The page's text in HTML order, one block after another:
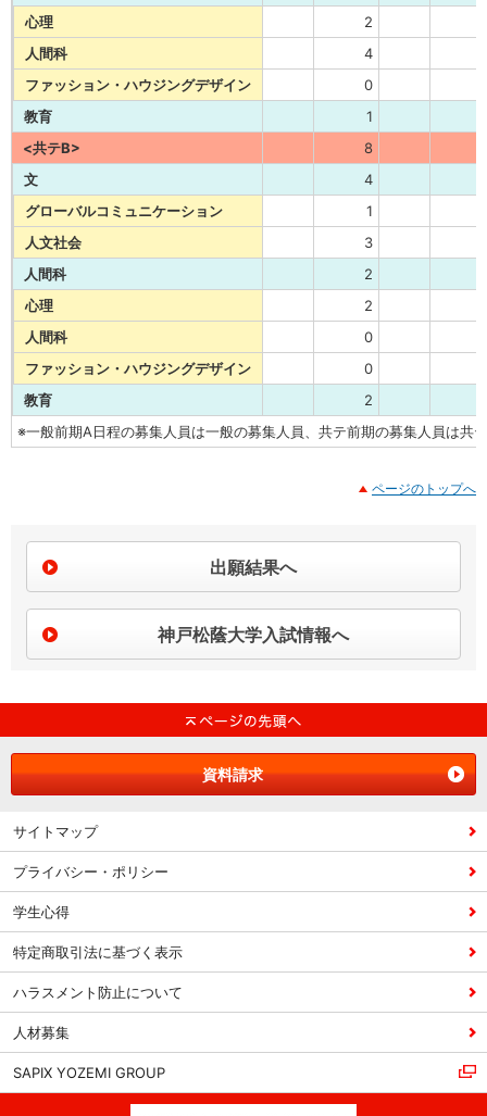
心理
2
人間科
4
ファッション・ハウジングデザイン
0
教育
1
<共テB>
8
文
4
グローバルコミュニケーション
1
人文社会
3
人間科
2
心理
2
人間科
0
ファッション・ハウジングデザイン
0
教育
2
※一般前期A日程の募集人員は一般の募集人員、共テ前期の募集人員は共
ページのトップへ
出願結果へ
神戸松蔭大学入試情報へ
資料請求
サイトマップ
プライバシー・ポリシー
学生心得
特定商取引法に基づく表示
ハラスメント防止について
人材募集
SAPIX YOZEMI GROUP